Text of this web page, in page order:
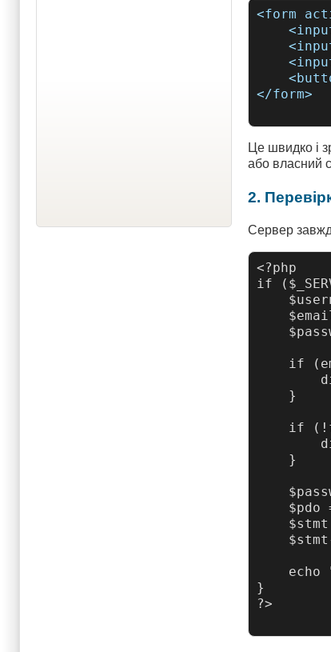
<form
Це швидко і
або власний
2.
Сервер
<?php
if
if
    }
if
    }
$pdo
echo
}